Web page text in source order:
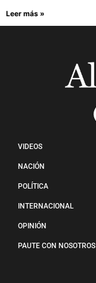
Leer más »
VIDEOS
NACIÓN
POLÍTICA
INTERNACIONAL
OPINIÓN
PAUTE CON NOSOTROS